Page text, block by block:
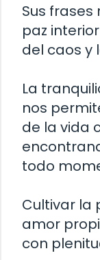
Sus frases
paz
del caos y
La
nos
de la vida
todo
Cultivar la
amor
con